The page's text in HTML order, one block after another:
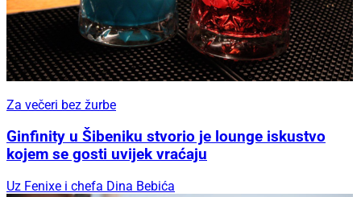
Za večeri bez žurbe
Ginfinity u Šibeniku stvorio je lounge iskustvo
kojem se gosti uvijek vraćaju
Uz Fenixe i chefa Dina Bebića